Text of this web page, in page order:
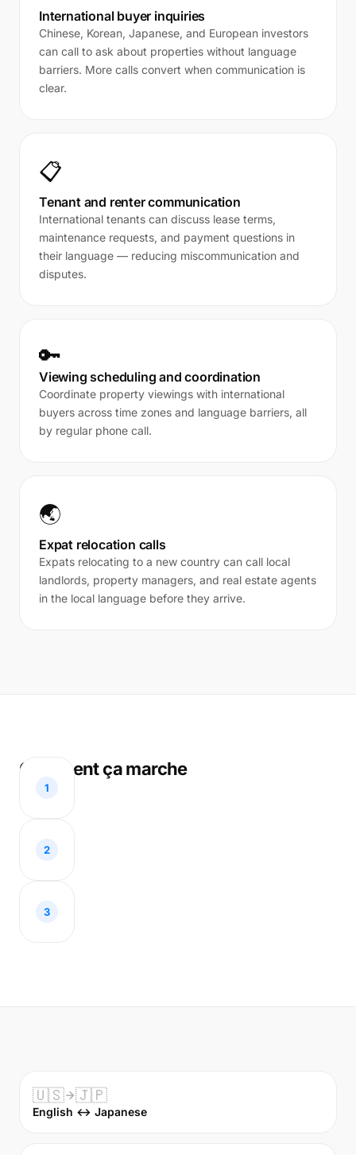
International buyer inquiries
Chinese, Korean, Japanese, and European investors
can call to ask about properties without language
barriers. More calls convert when communication is
clear.
📋
Tenant and renter communication
International tenants can discuss lease terms,
maintenance requests, and payment questions in
their language — reducing miscommunication and
disputes.
🔑
Viewing scheduling and coordination
Coordinate property viewings with international
buyers across time zones and language barriers, all
by regular phone call.
🌏
Expat relocation calls
Expats relocating to a new country can call local
landlords, property managers, and real estate agents
in the local language before they arrive.
Comment ça marche
1
2
3
🇺🇸 🇯🇵
English ↔ Japanese